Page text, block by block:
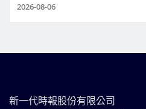
2026-08-06
新一代時報股份有限公司